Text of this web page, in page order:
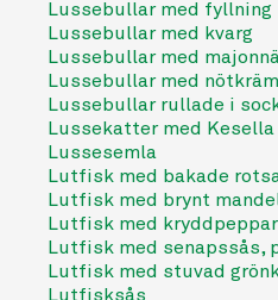
Lussebullar med fyllning
Lussebullar med kvarg
Lussebullar med
Lussebullar med nötkräm
Lussebullar rullade i
Lussekatter med Kesella
Lussesemla
Lutfisk med bakade
Lutfisk med brynt
Lutfisk med
Lutfisk med senapssås,
Lutfisk med stuvad
Lutfisksås